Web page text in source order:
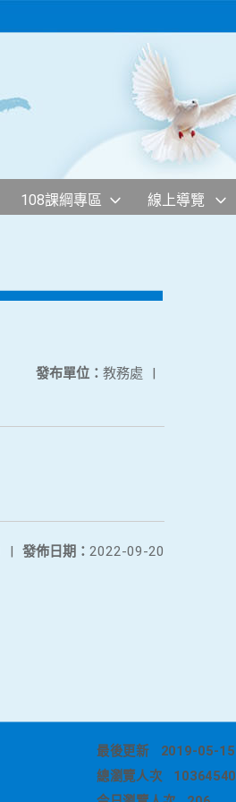
108課綱專區 線上導覽
發布單位： 教務處 |
發佈日期： 2022-09-20
|
最後更新
2019-05-15
總瀏覽人次
10364540